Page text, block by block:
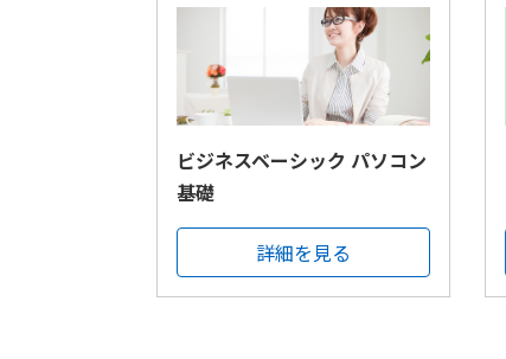
ビジネスベーシック パソコン
基礎
詳細を見る